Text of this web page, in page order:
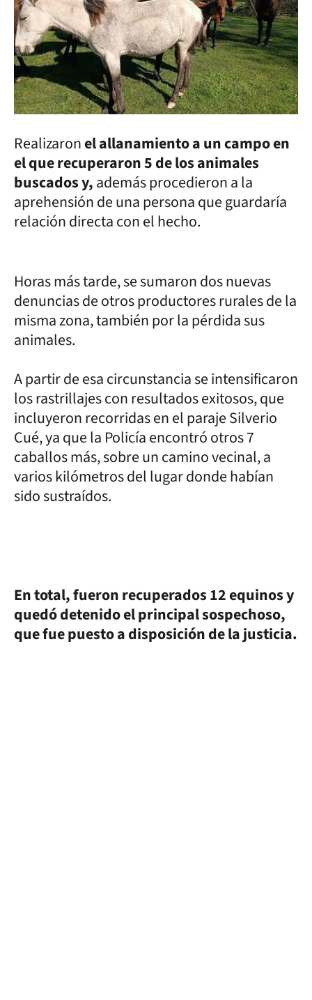
Realizaronel allanamiento a un campo en
el que recuperaron 5 de los animales
buscados y,además procedieron a la
aprehensión de una persona que guardaría
relación directa con el hecho.
Horas más tarde, se sumaron dos nuevas
denuncias de otros productores rurales de la
misma zona, también por la pérdida sus
animales.
A partir de esa circunstancia se intensificaron
los rastrillajes con resultados exitosos, que
incluyeron recorridas en el paraje Silverio
Cué, ya que la Policía encontró otros 7
caballos más, sobre un camino vecinal, a
varios kilómetros del lugar donde habían
sido sustraídos.
En total, fueron recuperados 12 equinos y
quedó detenido el principal sospechoso,
que fue puesto a disposición de la justicia.